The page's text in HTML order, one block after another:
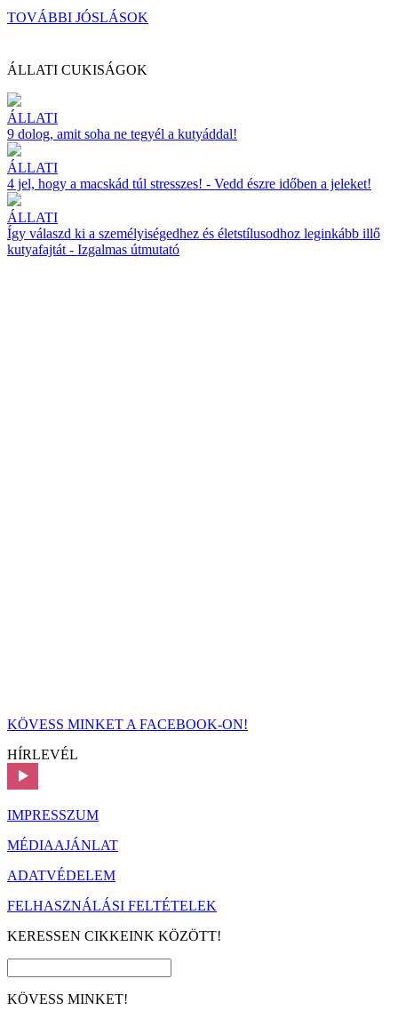
TOVÁBBI JÓSLÁSOK
ÁLLATI CUKISÁGOK
ÁLLATI
9 dolog, amit soha ne tegyél a kutyáddal!
ÁLLATI
4 jel, hogy a macskád túl stresszes! - Vedd észre időben a jeleket!
ÁLLATI
Így válaszd ki a személyiségedhez és életstílusodhoz leginkább illő
kutyafajtát - Izgalmas útmutató
KÖVESS MINKET A FACEBOOK-ON!
HÍRLEVÉL
IMPRESSZUM
MÉDIAAJÁNLAT
ADATVÉDELEM
FELHASZNÁLÁSI FELTÉTELEK
KERESSEN CIKKEINK KÖZÖTT!
KÖVESS MINKET!